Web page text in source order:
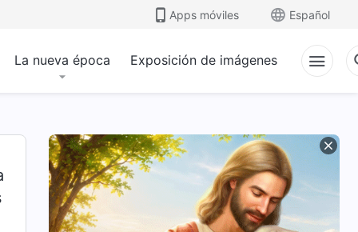
Apps móviles Español
La nueva época Exposición de imágenes